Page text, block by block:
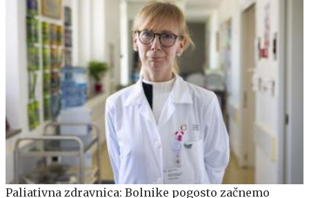
Paliativna zdravnica: Bolnike pogosto začnemo